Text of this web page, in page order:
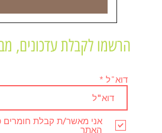
הרשמו לקבלת עדכונים,
דוא"ל
אני מאשר/ת קבלת חומרים
האתר